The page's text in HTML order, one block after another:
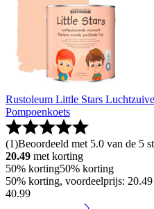
Rustoleum Little Stars
Pompoenkoets
(1)Beoordeeld met 5.0 van de 5
20.49 met korting
50% korting50% korting
50% korting, voordeelprijs:
40.99